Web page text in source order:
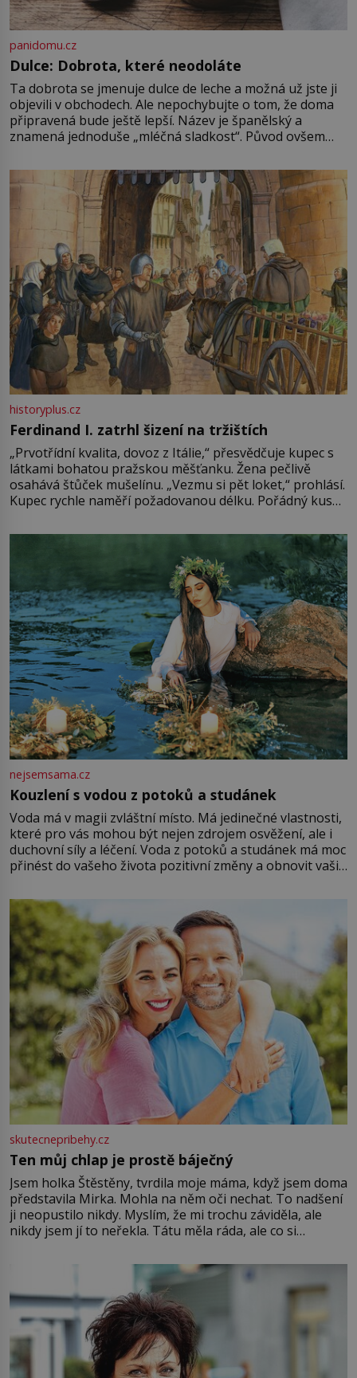
panidomu.cz
Dulce: Dobrota, které neodoláte
Ta dobrota se jmenuje dulce de leche a možná už jste ji
objevili v obchodech. Ale nepochybujte o tom, že doma
připravená bude ještě lepší. Název je španělský a
znamená jednoduše „mléčná sladkost“. Původ ovšem
pře hned několik latinskoamerických zemí a k tomu
Francie, kde se traduje,
historyplus.cz
Ferdinand I. zatrhl šizení na tržištích
„Prvotřídní kvalita, dovoz z Itálie,“ přesvědčuje kupec s
látkami bohatou pražskou měšťanku. Žena pečlivě
osahává štůček mušelínu. „Vezmu si pět loket,“ prohlásí.
Kupec rychle naměří požadovanou délku. Pořádný kus
milostpaní. Stačí jenom na sukni,“ zhodnotí švadlena
množství růžového mušelínu. „Ošidili vás, podívejte.“
nejsemsama.cz
Kouzlení s vodou z potoků a studánek
Voda má v magii zvláštní místo. Má jedinečné vlastnosti,
které pro vás mohou být nejen zdrojem osvěžení, ale i
duchovní síly a léčení. Voda z potoků a studánek má moc
přinést do vašeho života pozitivní změny a obnovit vaši
můžete obohatit své rituály a přinést do svého života
větší harmonii a klid. Je důležité
skutecnepribehy.cz
Ten můj chlap je prostě báječný
Jsem holka Štěstěny, tvrdila moje máma, když jsem doma
představila Mirka. Mohla na něm oči nechat. To nadšení
ji neopustilo nikdy. Myslím, že mi trochu záviděla, ale
nikdy jsem jí to neřekla. Tátu měla ráda, ale co si
Jsme spolu moc rádi Tehdy byla jiná doba, když